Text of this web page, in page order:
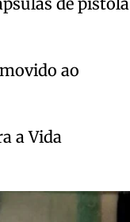
ao
a Vida